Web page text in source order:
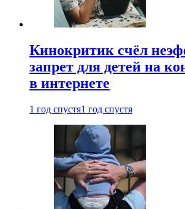
Кинокритик счёл
запрет для детей на
в интернете
1 год спустя1 год спустя